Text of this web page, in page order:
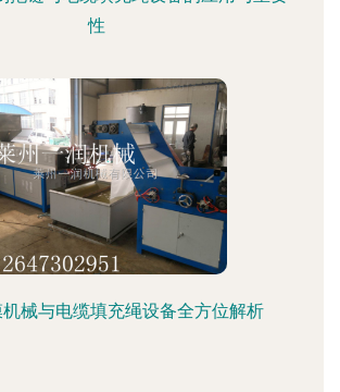
性
机械与电缆填充绳设备全方位解析